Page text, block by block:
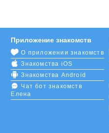
Приложение знакомств
О приложении знакомств
Знакомства iOS
Знакомства Android
Чат бот знакомств
Елена